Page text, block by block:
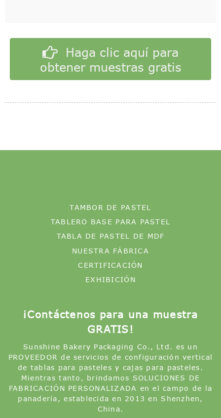
Haga clic aquí para
obtener muestras gratis
TAMBOR DE PASTEL
TABLERO BASE PARA PASTEL
TABLA DE PASTEL DE MDF
NUESTRA FÁBRICA
CERTIFICACIÓN
EXHIBICIÓN
¡Contáctenos para una muestra
GRATIS!
Sunshine Bakery Packaging Co., Ltd. es un
PROVEEDOR de servicios de configuración vertical
de tablas para pasteles y cajas para pasteles.
Mientras tanto, brindamos SOLUCIONES DE
FABRICACIÓN PERSONALIZADA en el campo de la
panadería, establecida en 2013 en Shenzhen,
China.